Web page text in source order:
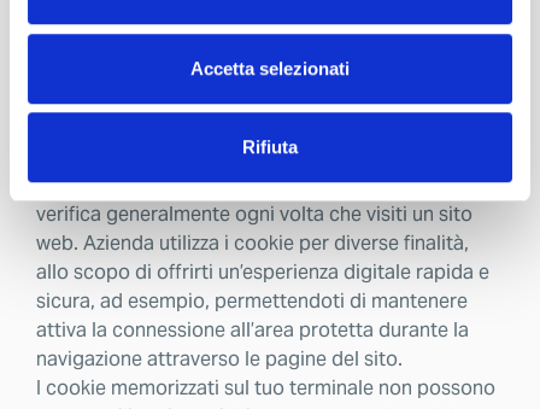
Accetta selezionati
Rifiuta
Cookies
Un cookie è una breve stringa di testo che viene
inviata al tuo browser e, eventualmente, salvata sul
smartphone/tablet o qualunque altro strumento
utilizzato per accedere ad Internet); tale invio si
verifica generalmente ogni volta che visiti un sito
web. Azienda utilizza i cookie per diverse finalità,
allo scopo di offrirti un’esperienza digitale rapida e
sicura, ad esempio, permettendoti di mantenere
attiva la connessione all’area protetta durante la
navigazione attraverso le pagine del sito.
I cookie memorizzati sul tuo terminale non possono